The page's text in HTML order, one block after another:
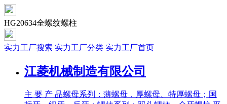
HG20634全螺纹螺柱
实力工厂搜索 实力工厂分类 实力工厂首页
江菱机械制造有限公司
主 要 产 品螺母系列：薄螺母，厚螺母、特厚螺母；国